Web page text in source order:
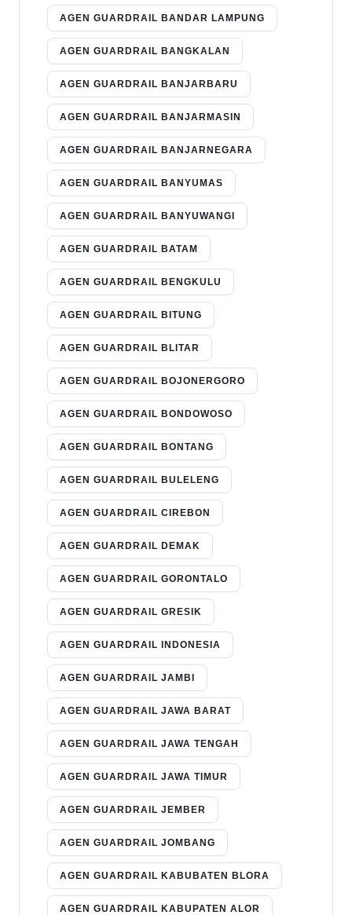
AGEN GUARDRAIL BANDAR LAMPUNG
AGEN GUARDRAIL BANGKALAN
AGEN GUARDRAIL BANJARBARU
AGEN GUARDRAIL BANJARMASIN
AGEN GUARDRAIL BANJARNEGARA
AGEN GUARDRAIL BANYUMAS
AGEN GUARDRAIL BANYUWANGI
AGEN GUARDRAIL BATAM
AGEN GUARDRAIL BENGKULU
AGEN GUARDRAIL BITUNG
AGEN GUARDRAIL BLITAR
AGEN GUARDRAIL BOJONERGORO
AGEN GUARDRAIL BONDOWOSO
AGEN GUARDRAIL BONTANG
AGEN GUARDRAIL BULELENG
AGEN GUARDRAIL CIREBON
AGEN GUARDRAIL DEMAK
AGEN GUARDRAIL GORONTALO
AGEN GUARDRAIL GRESIK
AGEN GUARDRAIL INDONESIA
AGEN GUARDRAIL JAMBI
AGEN GUARDRAIL JAWA BARAT
AGEN GUARDRAIL JAWA TENGAH
AGEN GUARDRAIL JAWA TIMUR
AGEN GUARDRAIL JEMBER
AGEN GUARDRAIL JOMBANG
AGEN GUARDRAIL KABUBATEN BLORA
AGEN GUARDRAIL KABUPATEN ALOR